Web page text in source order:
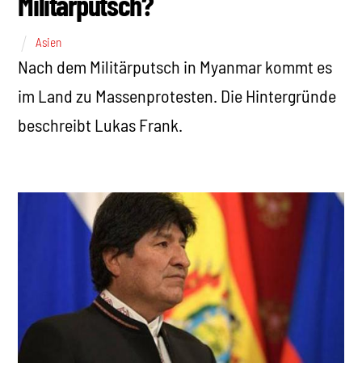
Asien
Nach dem Militärputsch in Myanmar kommt es
im Land zu Massenprotesten. Die Hintergründe
beschreibt Lukas Frank.